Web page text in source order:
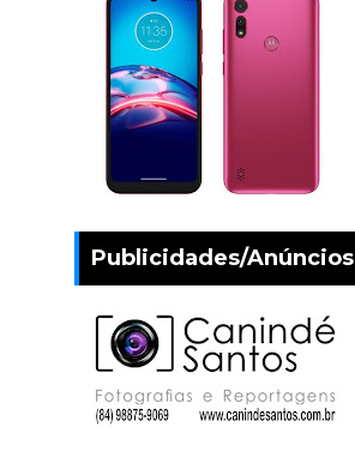
Publicidades/Anúncios